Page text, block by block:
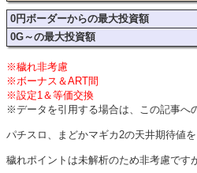
0円ボーダーからの最大投資額
0G～の最大投資額
※穢れ非考慮
※ボーナス＆ART間
※設定1＆等価交換
※データを引用する場合は、この記事へ
パチスロ、まどかマギカ2の天井期待値を
穢れポイントは未解析のため非考慮です